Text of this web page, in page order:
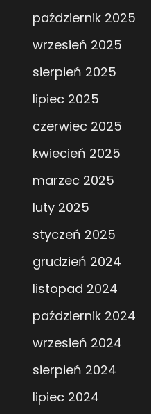
październik 2025
wrzesień 2025
sierpień 2025
lipiec 2025
czerwiec 2025
kwiecień 2025
marzec 2025
luty 2025
styczeń 2025
grudzień 2024
listopad 2024
październik 2024
wrzesień 2024
sierpień 2024
lipiec 2024